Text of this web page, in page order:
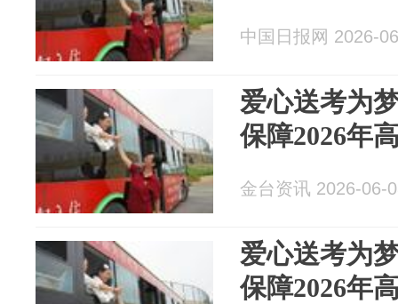
中国日报网 2026-
爱心送考为
保障2026年
金台资讯 2026-06-
爱心送考为
保障2026年